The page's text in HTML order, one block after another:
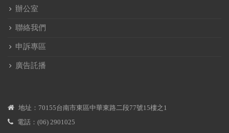
辦公室
聯絡我們
申訴專區
廣告託播
地址：70155台南市東區中華東路二段77號15樓之1
電話：(06) 2901025